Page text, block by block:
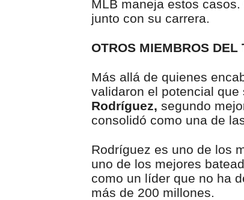
MLB maneja estos
junto con su carrera.
OTROS MIEMBROS DEL
Más allá de quienes
validaron el potencial
Rodríguez, segundo
consolidó como una de
Rodríguez es uno de los
uno de los mejores
como un líder que no ha
más de 200 millones.